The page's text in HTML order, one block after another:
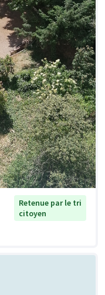
Retenue par le tri
citoyen